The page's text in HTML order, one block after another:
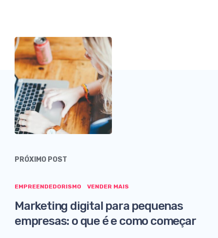
PRÓXIMO POST
EMPREENDEDORISMO VENDER MAIS
Marketing digital para pequenas
empresas: o que é e como começar